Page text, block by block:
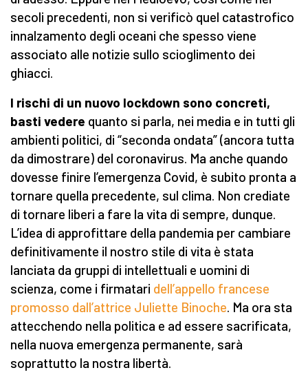
secoli precedenti, non si verificò quel catastrofico
innalzamento degli oceani che spesso viene
associato alle notizie sullo scioglimento dei
ghiacci.
I rischi di un nuovo lockdown sono concreti,
basti vedere quanto si parla, nei media e in tutti gli
ambienti politici, di “seconda ondata” (ancora tutta
da dimostrare) del coronavirus. Ma anche quando
dovesse finire l’emergenza Covid, è subito pronta a
tornare quella precedente, sul clima. Non crediate
di tornare liberi a fare la vita di sempre, dunque.
L’idea di approfittare della pandemia per cambiare
definitivamente il nostro stile di vita è stata
lanciata da gruppi di intellettuali e uomini di
scienza, come i firmatari dell’appello francese
promosso dall’attrice Juliette Binoche. Ma ora sta
attecchendo nella politica e ad essere sacrificata,
nella nuova emergenza permanente, sarà
soprattutto la nostra libertà.